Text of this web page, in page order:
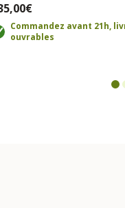
Commandez avant 21h,
ouvrables